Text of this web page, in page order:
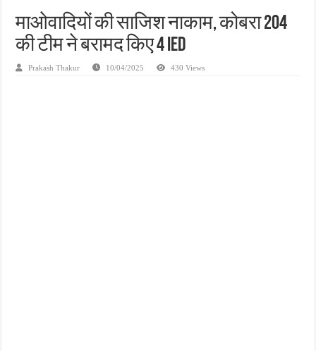
चिल्ड्रन्स पार्क के जीर्णोद्धार के लिए आगे आई ‘जन सहयोग’, स्वच्छता अभियान से बदली तस्वीर
माओवादियों की साजिश नाकाम, कोबरा 204
की टीम ने बरामद किए 4 IED
Prakash Thakur 10/04/2025 430 Views